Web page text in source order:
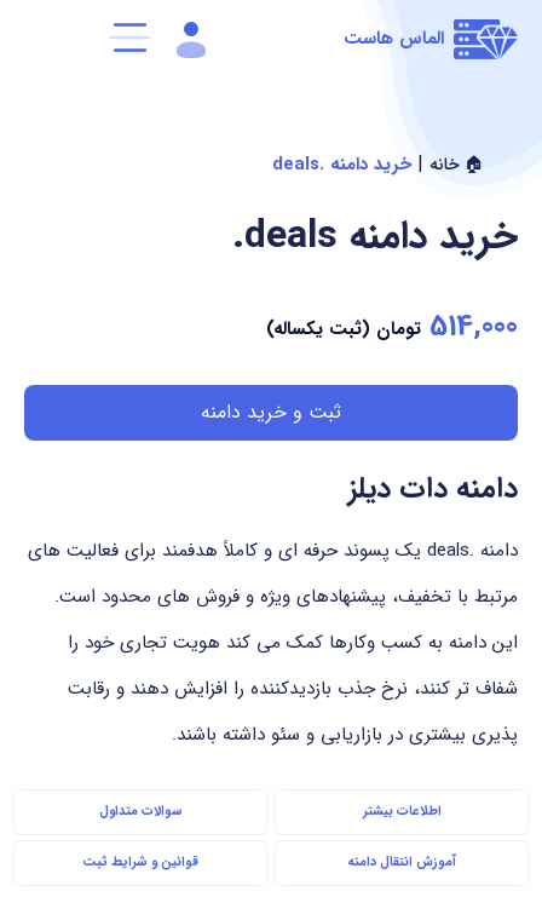
الماس هاست
🏠 خانه |خرید دامنه .deals
.deals خرید دامنه
514,000 تومان (ثبت یکساله)
ثبت و خرید دامنه
دامنه دات دیلز
دامنه .deals یک پسوند حرفه ای و کاملاً هدفمند برای فعالیت های
مرتبط با تخفیف، پیشنهادهای ویژه و فروش های محدود است.
این دامنه به کسب وکارها کمک می کند هویت تجاری خود را
شفاف تر کنند، نرخ جذب بازدیدکننده را افزایش دهند و رقابت
پذیری بیشتری در بازاریابی و سئو داشته باشند.
اطلاعات بیشتر سوالات متداول
آموزش انتقال دامنه قوانین و شرایط ثبت